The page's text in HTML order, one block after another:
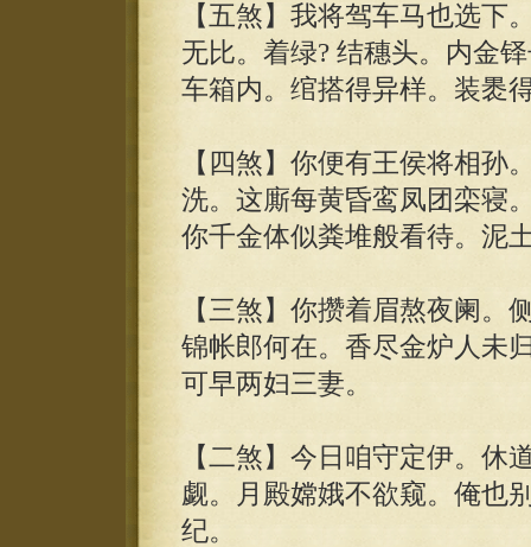
【五煞】我将驾车马也选下
无比。着绿? 结穗头。内金
车箱内。绾搭得异样。装褁
【四煞】你便有王侯将相孙
洗。这廝每黄昏鸾凤团栾寝
你千金体似粪堆般看待。泥
【三煞】你攒着眉熬夜阑。
锦帐郎何在。香尽金炉人未
可早两妇三妻。
【二煞】今日咱守定伊。休
觑。月殿嫦娥不欲窥。俺也
纪。